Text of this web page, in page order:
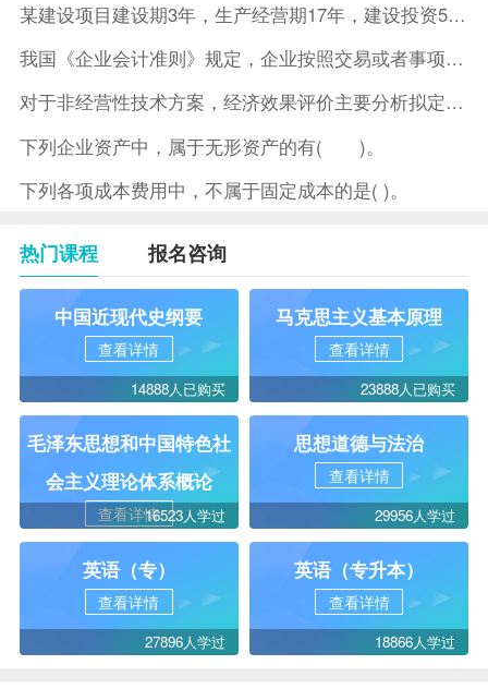
某建设项目建设期3年，生产经营期17年，建设投资5500万元
我国《企业会计准则》规定，企业按照交易或者事项的经济特征确定
对于非经营性技术方案，经济效果评价主要分析拟定方案的( )。
下列企业资产中，属于无形资产的有( )。
下列各项成本费用中，不属于固定成本的是( )。
热门课程 报名咨询
中国近现代史纲要
查看详情
14888人已购买
马克思主义基本原理
查看详情
23888人已购买
毛泽东思想和中国特色社
会主义理论体系概论
查看详情16523人学过
思想道德与法治
查看详情
29956人学过
英语（专）
查看详情
27896人学过
英语（专升本）
查看详情
18866人学过